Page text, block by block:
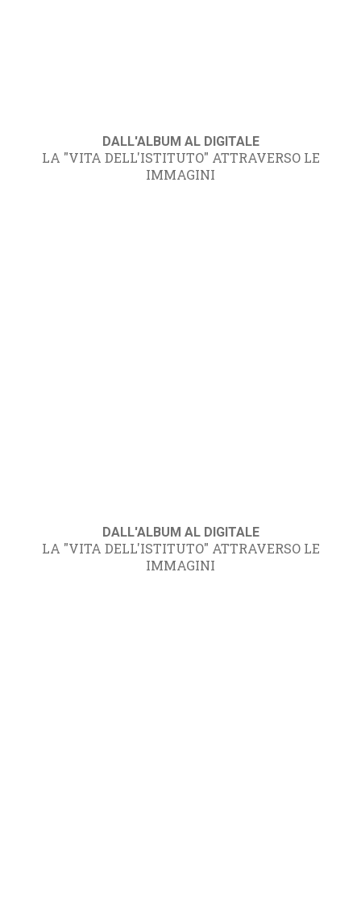
DALL'ALBUM AL DIGITALE
LA "VITA DELL'ISTITUTO" ATTRAVERSO LE
IMMAGINI
DALL'ALBUM AL DIGITALE
LA "VITA DELL'ISTITUTO" ATTRAVERSO LE
IMMAGINI